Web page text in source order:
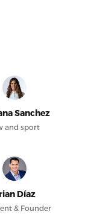
Sanchez
and sport
Díaz
& Founder